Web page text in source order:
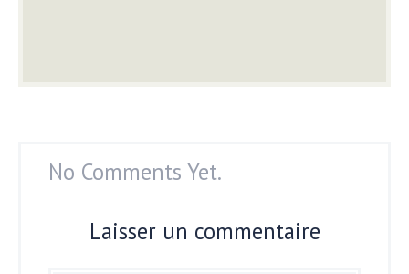
No Comments Yet.
Laisser un commentaire